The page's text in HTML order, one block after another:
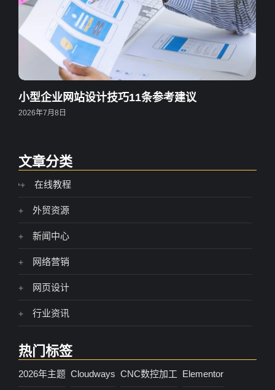
小型企业网站设计技巧11条参考建议
2026年7月8日
文章分类
在线教程
外贸资源
新闻中心
网络营销
网页设计
行业资讯
热门标签
2026年主题 Cloudways CNC数控加工 Elementor